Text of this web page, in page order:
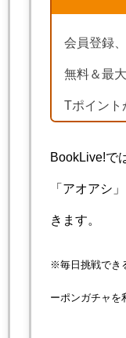
会員登録
無料＆最
Tポイント
BookLive!で
「アオアシ
きます。
※毎日挑戦でき
ーポンガチャを